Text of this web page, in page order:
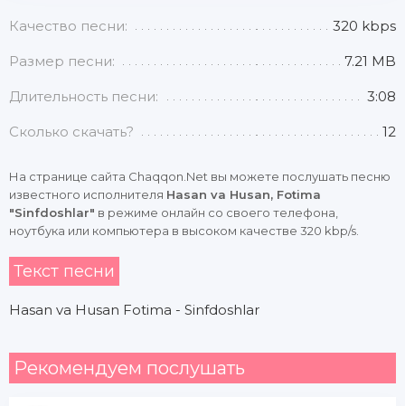
Качество песни: 320 kbps
Размер песни: 7.21 MB
Длительность песни: 3:08
Сколько скачать? 12
На странице сайта Chaqqon.Net вы можете послушать песню
известного исполнителя Hasan va Husan, Fotima
"Sinfdoshlar" в режиме онлайн со своего телефона,
ноутбука или компьютера в высоком качестве 320 kbp/s.
Текст песни
Hasan va Husan Fotima - Sinfdoshlar
Рекомендуем послушать